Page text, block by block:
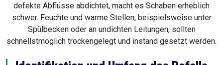
defekte Abflüsse abdichtet, macht es Schaben erheblich
schwer. Feuchte und warme Stellen, beispielsweise unter
Spülbecken oder an undichten Leitungen, sollten
schnellstmöglich trockengelegt und instand gesetzt werden.